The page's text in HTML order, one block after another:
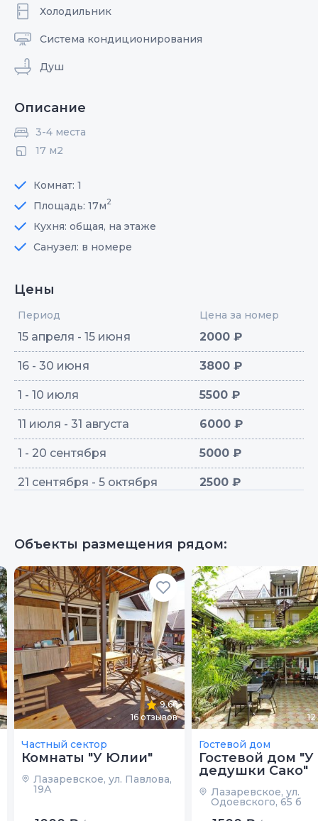
Холодильник
Система кондиционирования
Душ
Описание
3-4 места
17 м2
Комнат: 1
Площадь: 17м2
Кухня: общая, на этаже
Санузел: в номере
Цены
Период Цена за номер
15 апреля - 15 июня 2000 ₽
16 - 30 июня 3800 ₽
1 - 10 июля 5500 ₽
11 июля - 31 августа 6000 ₽
1 - 20 сентября 5000 ₽
21 сентября - 5 октября 2500 ₽
Объекты размещения рядом:
9.66
16отзывов
Частный сектор
Комнаты "У Юлии"
Лазаревское, ул. Павлова,
19А
12
Гостевой дом
Гостевой дом "У
дедушки Сако"
Лазаревское, ул.
Одоевского, 65 б